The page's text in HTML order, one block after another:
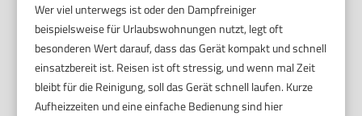
Wer viel unterwegs ist oder den Dampfreiniger
beispielsweise für Urlaubswohnungen nutzt, legt oft
besonderen Wert darauf, dass das Gerät kompakt und schnell
einsatzbereit ist. Reisen ist oft stressig, und wenn mal Zeit
bleibt für die Reinigung, soll das Gerät schnell laufen. Kurze
Aufheizzeiten und eine einfache Bedienung sind hier